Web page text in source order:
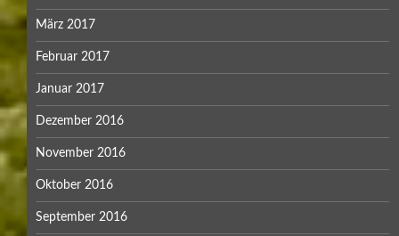
März 2017
Februar 2017
Januar 2017
Dezember 2016
November 2016
Oktober 2016
September 2016